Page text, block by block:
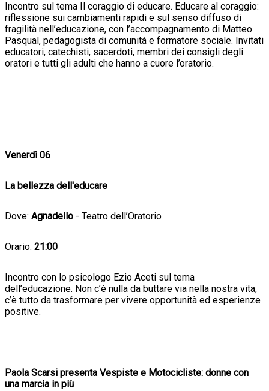
Incontro sul tema Il coraggio di educare. Educare al coraggio:
riflessione sui cambiamenti rapidi e sul senso diffuso di
fragilità nell’educazione, con l’accompagnamento di Matteo
Pasqual, pedagogista di comunità e formatore sociale. Invitati
educatori, catechisti, sacerdoti, membri dei consigli degli
oratori e tutti gli adulti che hanno a cuore l’oratorio.
Venerdì 06
La bellezza dell'educare
Dove: Agnadello - Teatro dell’Oratorio
Orario: 21:00
Incontro con lo psicologo Ezio Aceti sul tema
dell’educazione. Non c’è nulla da buttare via nella nostra vita,
c’è tutto da trasformare per vivere opportunità ed esperienze
positive.
Paola Scarsi presenta Vespiste e Motocicliste: donne con
una marcia in più